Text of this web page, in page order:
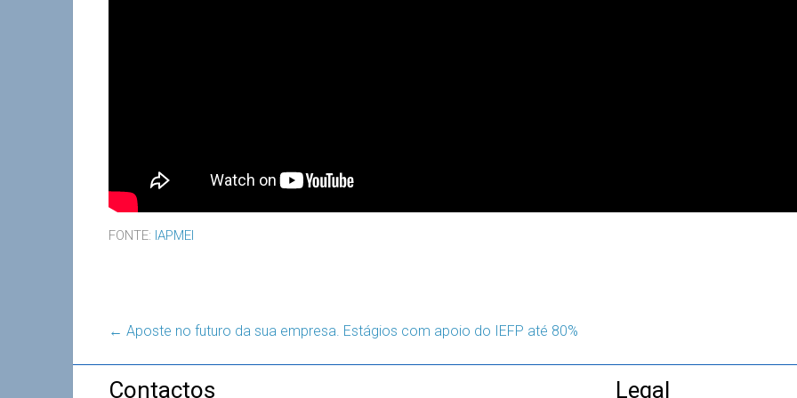
FONTE: IAPMEI
← Aposte no futuro da sua empresa. Estágios com apoio do IEFP até 80%
Contactos Legal